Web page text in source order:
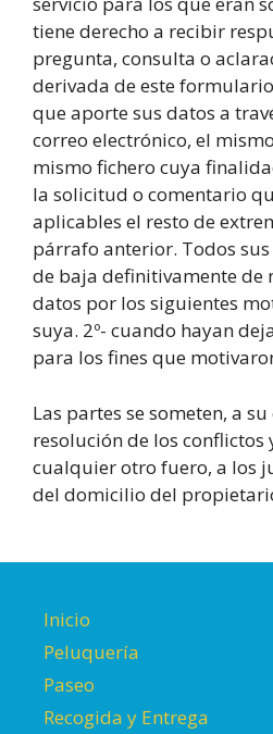
tiene derecho a recibir
pregunta, consulta o
derivada de este
que aporte sus datos a
correo electrónico, el
mismo fichero cuya
la solicitud o comentario
aplicables el resto de
párrafo anterior. Todos
de baja definitivamente de
datos por los siguientes
suya. 2º- cuando hayan
para los fines que
Las partes se someten, a
resolución de los conflictos
cualquier otro fuero, a los
del domicilio del
Inicio
Peluquería
Paseo
Recogida y Entrega